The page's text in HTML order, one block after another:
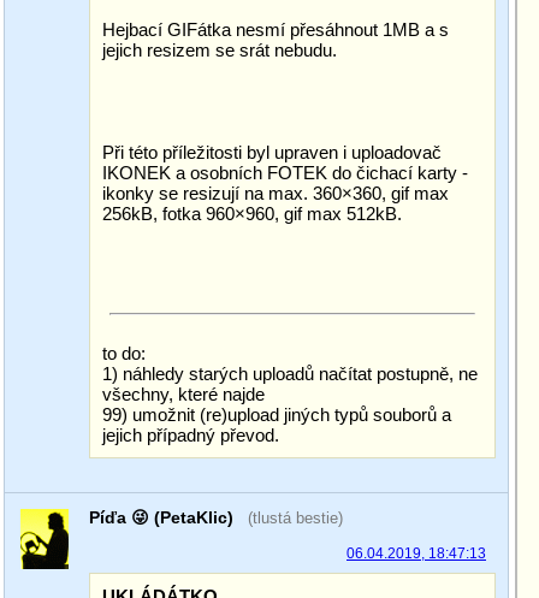
Hejbací GIFátka nesmí přesáhnout 1MB a s
jejich resizem se srát nebudu.
Při této příležitosti byl upraven i uploadovač
IKONEK a osobních FOTEK do čichací karty -
ikonky se resizují na max. 360×360, gif max
256kB, fotka 960×960, gif max 512kB.
to do:
1) náhledy starých uploadů načítat postupně, ne
všechny, které najde
99) umožnit (re)upload jiných typů souborů a
jejich případný převod.
Píďa 😜 (PetaKlic) (tlustá bestie)
06.04.2019, 18:47:13